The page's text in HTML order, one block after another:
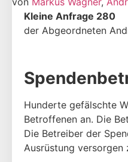
Kleine Anfrage 280
der Abgeordneten
Hunderte gefälschte
Betroffenen an. Die
Die Betreiber der
Ausrüstung versorgen